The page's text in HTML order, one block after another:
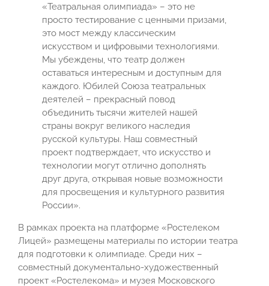
«Театральная олимпиада» – это не
просто тестирование с ценными призами,
это мост между классическим
искусством и цифровыми технологиями.
Мы убеждены, что театр должен
оставаться интересным и доступным для
каждого. Юбилей Союза театральных
деятелей – прекрасный повод
объединить тысячи жителей нашей
страны вокруг великого наследия
русской культуры. Наш совместный
проект подтверждает, что искусство и
технологии могут отлично дополнять
друг друга, открывая новые возможности
для просвещения и культурного развития
России».
В рамках проекта на платформе «Ростелеком
Лицей» размещены материалы по истории театра
для подготовки к олимпиаде. Среди них –
совместный документально-художественный
проект «Ростелекома» и музея Московского